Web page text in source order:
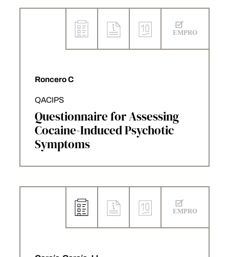
Roncero C
QACIPS
Questionnaire for Assessing
Cocaine-Induced Psychotic
Symptoms